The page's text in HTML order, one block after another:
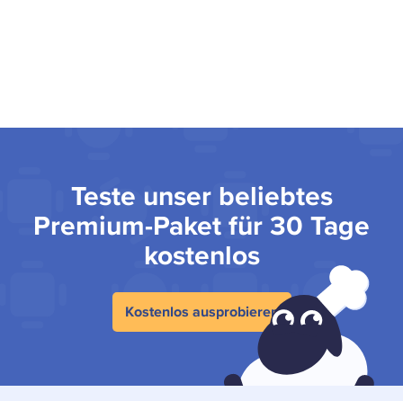
Teste unser beliebtes
Premium-Paket für 30 Tage
kostenlos
Kostenlos ausprobieren